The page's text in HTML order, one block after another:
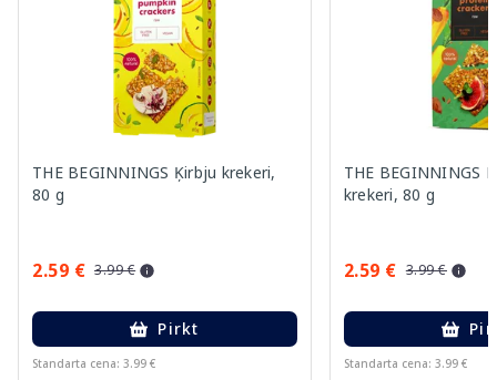
THE BEGINNINGS Ķirbju krekeri,
80 g
2.59 € 3.99 €
Pirkt
Standarta cena: 3.99 €
THE BEGINNINGS
krekeri, 80 g
2.59 € 3.99 €
Standarta cena: 3.99 €